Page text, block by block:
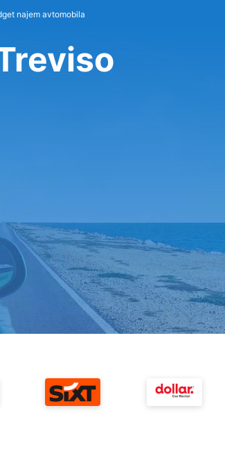
najem avtomobila